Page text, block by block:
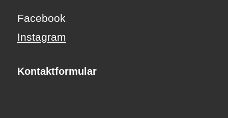
Facebook
Instagram
Kontaktformular